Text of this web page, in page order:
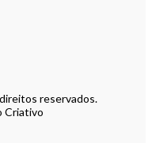
reservados.
Criativo